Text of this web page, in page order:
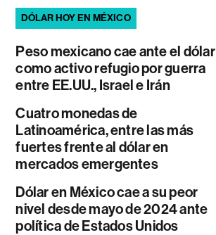
DÓLAR HOY EN MÉXICO
Peso mexicano cae ante el dólar
como activo refugio por guerra
entre EE.UU., Israel e Irán
Cuatro monedas de
Latinoamérica, entre las más
fuertes frente al dólar en
mercados emergentes
Dólar en México cae a su peor
nivel desde mayo de 2024 ante
política de Estados Unidos